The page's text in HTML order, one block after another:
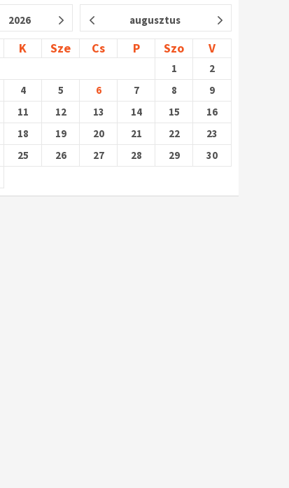
2026 augusztus
K Sze Cs P Szo V
1
2
4 5 6 7 8
9
11 12 13 14 15
16
18 19 20 21 22
23
25 26 27 28 29
30